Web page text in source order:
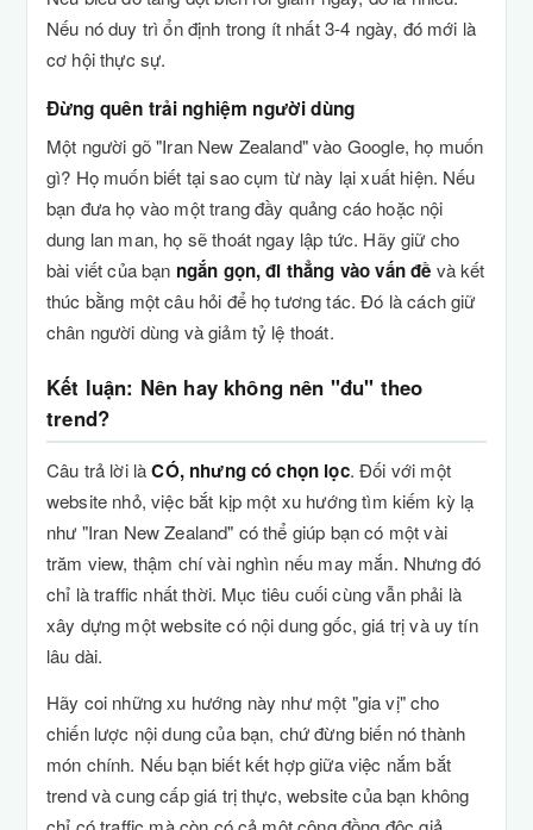
Nếu nó duy trì ổn định trong ít nhất 3-4 ngày, đó mới là
cơ hội thực sự.
Đừng quên trải nghiệm người dùng
Một người gõ "Iran New Zealand" vào Google, họ muốn
gì? Họ muốn biết tại sao cụm từ này lại xuất hiện. Nếu
bạn đưa họ vào một trang đầy quảng cáo hoặc nội
dung lan man, họ sẽ thoát ngay lập tức. Hãy giữ cho
bài viết của bạn ngắn gọn, đi thẳng vào vấn đề và kết
thúc bằng một câu hỏi để họ tương tác. Đó là cách giữ
chân người dùng và giảm tỷ lệ thoát.
Kết luận: Nên hay không nên "đu" theo
trend?
Câu trả lời làCÓ, nhưng có chọn lọc. Đối với một
website nhỏ, việc bắt kịp một xu hướng tìm kiếm kỳ lạ
như "Iran New Zealand" có thể giúp bạn có một vài
trăm view, thậm chí vài nghìn nếu may mắn. Nhưng đó
chỉ là traffic nhất thời. Mục tiêu cuối cùng vẫn phải là
xây dựng một website có nội dung gốc, giá trị và uy tín
lâu dài.
Hãy coi những xu hướng này như một "gia vị" cho
chiến lược nội dung của bạn, chứ đừng biến nó thành
món chính. Nếu bạn biết kết hợp giữa việc nắm bắt
trend và cung cấp giá trị thực, website của bạn không